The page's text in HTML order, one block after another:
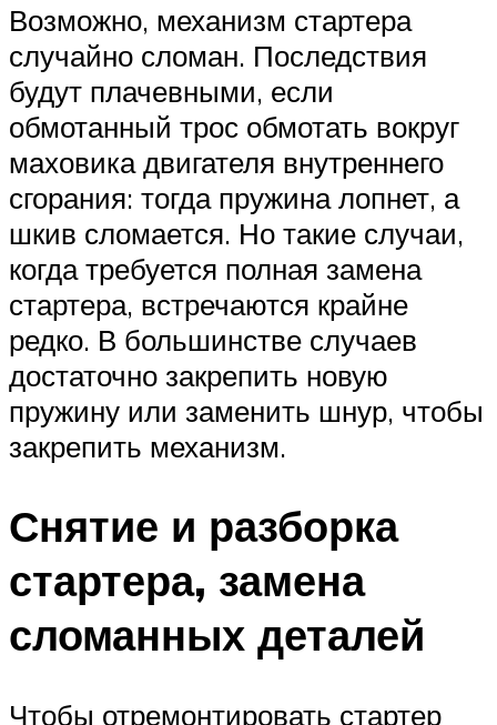
Возможно, механизм стартера
случайно сломан. Последствия
будут плачевными, если
обмотанный трос обмотать вокруг
маховика двигателя внутреннего
сгорания: тогда пружина лопнет, а
шкив сломается. Но такие случаи,
когда требуется полная замена
стартера, встречаются крайне
редко. В большинстве случаев
достаточно закрепить новую
пружину или заменить шнур, чтобы
закрепить механизм.
Снятие и разборка
стартера, замена
сломанных деталей
Чтобы отремонтировать стартер